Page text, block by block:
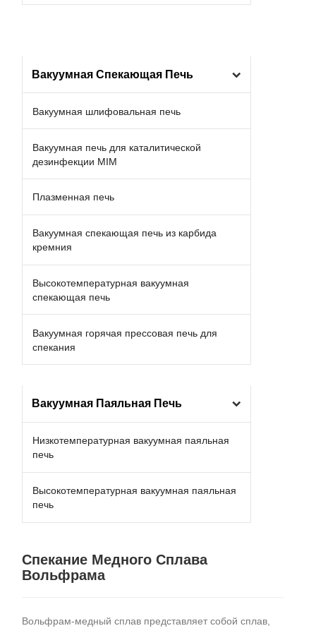
Вакуумная Спекающая Печь
Вакуумная шлифовальная печь
Вакуумная печь для каталитической
дезинфекции MIM
Плазменная печь
Вакуумная спекающая печь из карбида
кремния
Высокотемпературная вакуумная
спекающая печь
Вакуумная горячая прессовая печь для
спекания
Вакуумная Паяльная Печь
Низкотемпературная вакуумная паяльная
печь
Высокотемпературная вакуумная паяльная
печь
Спекание Медного Сплава
Вольфрама
Вольфрам-медный сплав представляет собой сплав,